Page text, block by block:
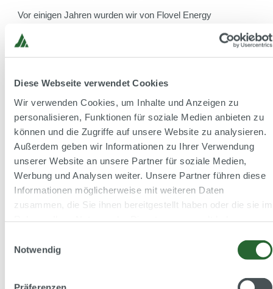
Diese Webseite verwendet Cookies
Wir verwenden Cookies, um Inhalte und Anzeigen zu
personalisieren, Funktionen für soziale Medien anbieten zu
können und die Zugriffe auf unsere Website zu analysieren.
Außerdem geben wir Informationen zu Ihrer Verwendung
unserer Website an unsere Partner für soziale Medien,
Werbung und Analysen weiter. Unsere Partner führen diese
Informationen möglicherweise mit weiteren Daten
zusammen, die Sie ihnen bereitgestellt haben oder die sie im
Notwendig
Vor einigen Jahren wurden wir von Flovel Energy
Leitschaufeln für die Sanierung eines indischen
Laufwasserkraftwerks zu entwickeln. Auf Basis einer
Turbinengeometrie, deren hervorragende Leistungsfähigkeit
wurde.
Inzwischen wurden die ersten beiden Turbinen erfolgreich in
Betrieb genommen und laufen zur vollsten Zufriedenheit des
Kunden. Der Abnahmetest vor Ort an Turbine 1 bestätigte
die erwartete Leistungsfähigkeit. Die dritte Turbine befindet
sich aktuell in der Endphase der Montage und wird
voraussichtlich Mitte 2026 in Betrieb gehen. Der
Sanierungsprojekts zusammen.
Unseren Fachbeitrag können Sie hier ganz einfach zum